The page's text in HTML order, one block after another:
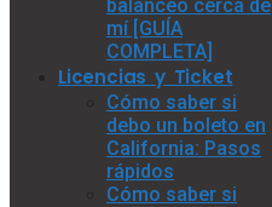
balanceo cerca de
mí [GUÍA
COMPLETA]
Licencias y Ticket
Cómo saber si
debo un boleto en
California: Pasos
rápidos
Cómo saber si